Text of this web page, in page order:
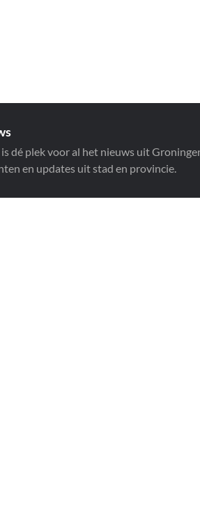
dé plek voor al het nieuws uit
en updates uit stad en provincie.